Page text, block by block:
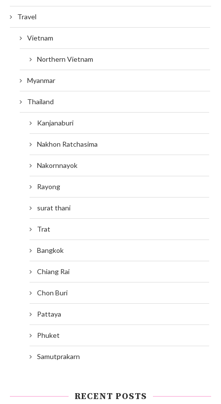
Travel
Vietnam
Northern Vietnam
Myanmar
Thailand
Kanjanaburi
Nakhon Ratchasima
Nakornnayok
Rayong
surat thani
Trat
Bangkok
Chiang Rai
Chon Buri
Pattaya
Phuket
Samutprakarn
RECENT POSTS